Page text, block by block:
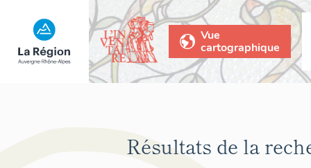
Vue
cartographique
Résultats de la